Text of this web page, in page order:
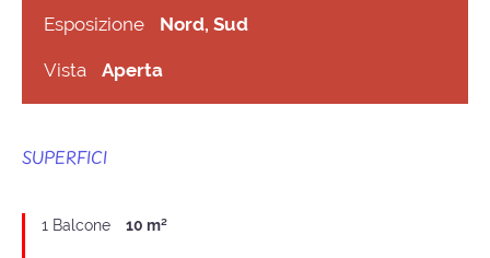
Esposizione Nord, Sud
Vista Aperta
SUPERFICI
1 Balcone 10 m²